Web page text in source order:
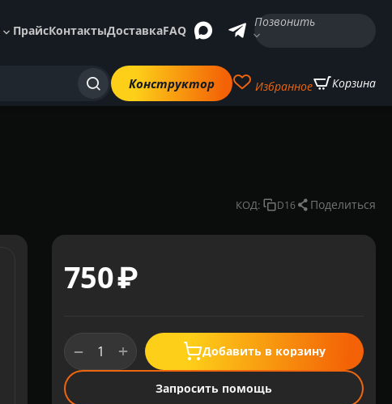
ПрайсКонтактыДоставкаFAQ
Позвонить
Конструктор Избранное Корзина
КОД: D16 Поделиться
‍750‍₽
+
− Добавить в корзину
Запросить помощь